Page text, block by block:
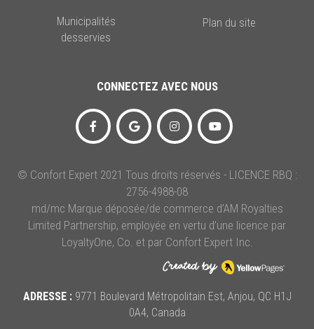
Municipalités
desservies
Plan du site
CONNECTEZ AVEC NOUS
© Confort Expert 2021 Tous droits réservés - LICENCE RBQ :
2756-4988-08
md/mc Marque déposée/de commerce d’AM Royalties
Limited Partnership, employée en vertu d’une licence par
LoyaltyOne, Co. et par Confort Expert Inc.
ADRESSE :9771 Boulevard Métropolitain Est, Anjou, QC H1J
0A4, Canada